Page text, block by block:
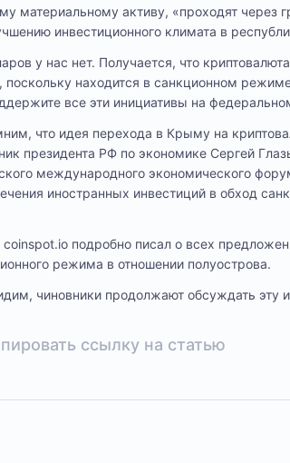
материальному активу, «проходят через
инвестиционного климата в
у нас нет. Получается, что
находится в санкционном
все эти инициативы на
что идея перехода в Крыму на
президента РФ по экономике Сергей
международного экономического
иностранных инвестиций в обход
coinspot.io подробно писал о всех
режима в отношении полуострова.
чиновники продолжают обсуждать эту
ссылку на статью